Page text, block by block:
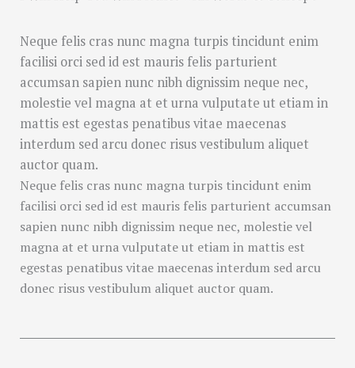
Neque felis cras nunc magna turpis tincidunt enim
facilisi orci sed id est mauris felis parturient
accumsan sapien nunc nibh dignissim neque nec,
molestie vel magna at et urna vulputate ut etiam in
mattis est egestas penatibus vitae maecenas
interdum sed arcu donec risus vestibulum aliquet
auctor quam.
Neque felis cras nunc magna turpis tincidunt enim
facilisi orci sed id est mauris felis parturient accumsan
sapien nunc nibh dignissim neque nec, molestie vel
magna at et urna vulputate ut etiam in mattis est
egestas penatibus vitae maecenas interdum sed arcu
donec risus vestibulum aliquet auctor quam.